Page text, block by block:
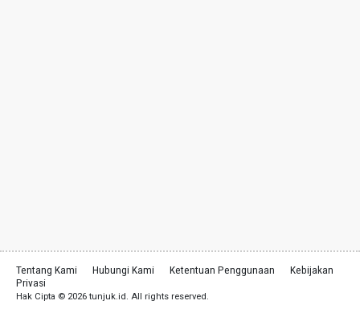
Tentang Kami Hubungi Kami Ketentuan Penggunaan
Kebijakan
Privasi
Hak Cipta © 2026 tunjuk.id. All rights reserved.